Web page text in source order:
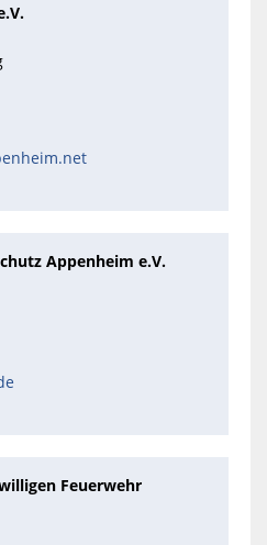
Appenheim e.V.
Feuerwehr